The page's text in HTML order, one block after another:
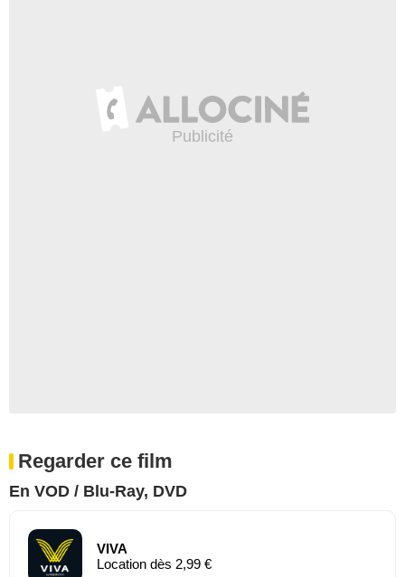
Regarder ce film
En VOD / Blu-Ray, DVD
VIVA
Location dès 2,99 €